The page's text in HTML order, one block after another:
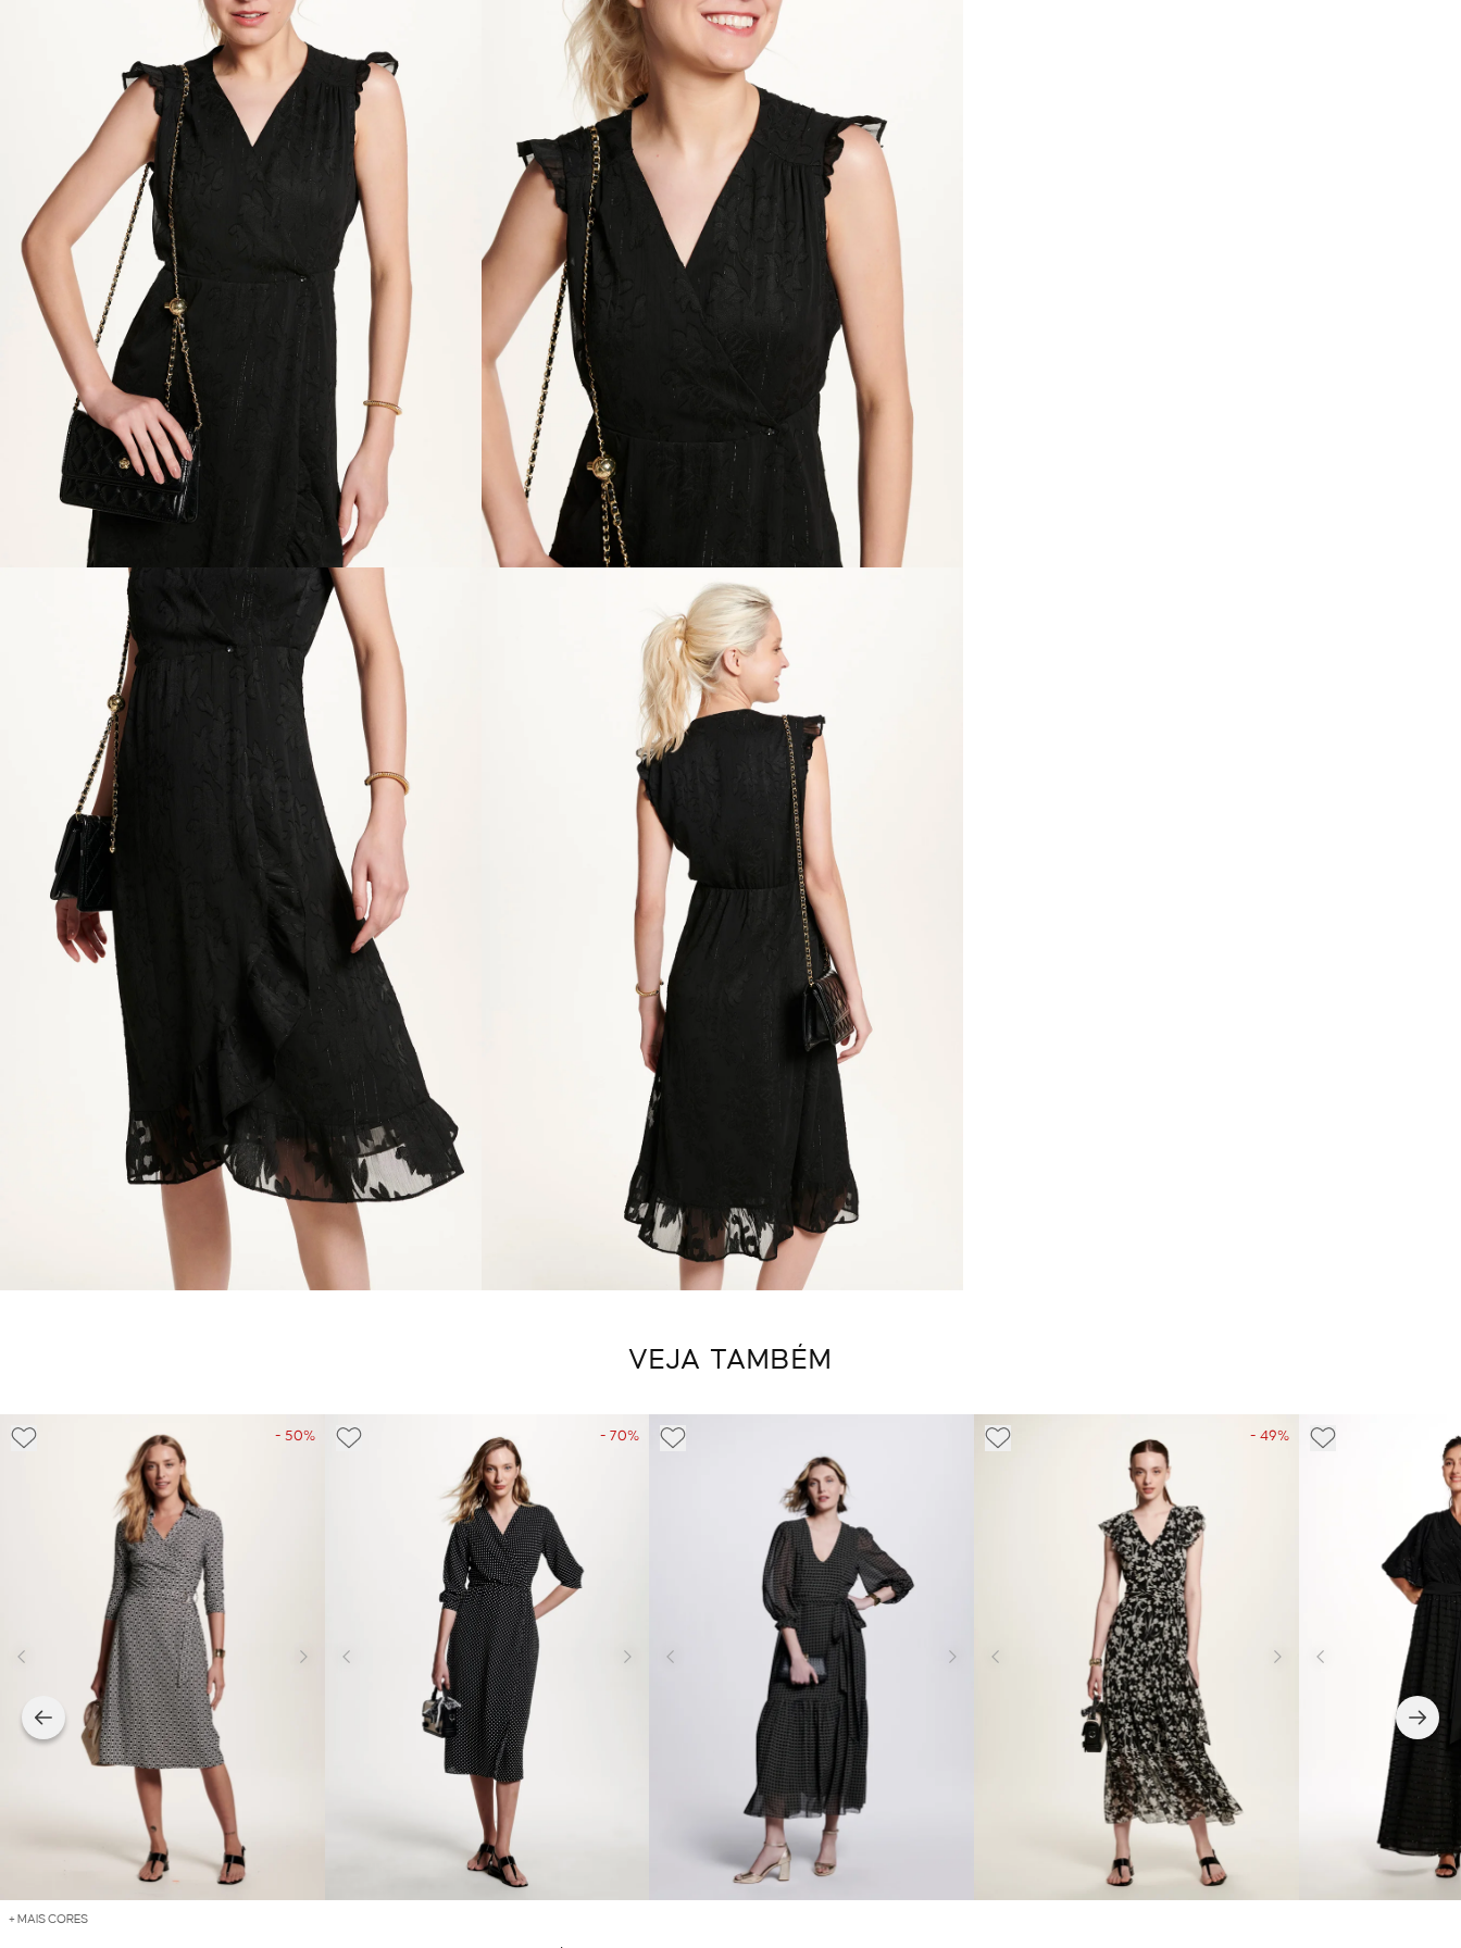
VEJA TAMBÉM
- 50%
+ MAIS CORES
- 70% - 49%